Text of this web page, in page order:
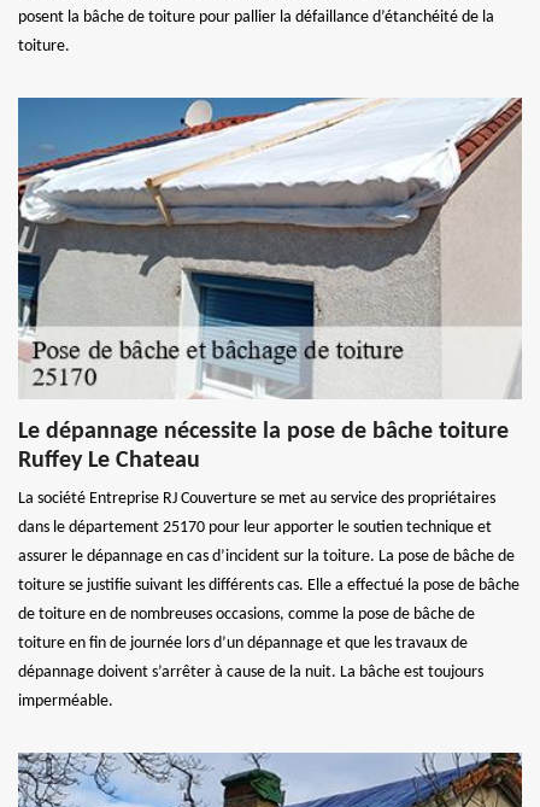
posent la bâche de toiture pour pallier la défaillance d’étanchéité de la
toiture.
Le dépannage nécessite la pose de bâche toiture
Ruffey Le Chateau
La société Entreprise RJ Couverture se met au service des propriétaires
dans le département 25170 pour leur apporter le soutien technique et
assurer le dépannage en cas d’incident sur la toiture. La pose de bâche de
toiture se justifie suivant les différents cas. Elle a effectué la pose de bâche
de toiture en de nombreuses occasions, comme la pose de bâche de
toiture en fin de journée lors d’un dépannage et que les travaux de
dépannage doivent s’arrêter à cause de la nuit. La bâche est toujours
imperméable.